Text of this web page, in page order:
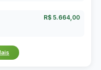
R$ 5.664,00